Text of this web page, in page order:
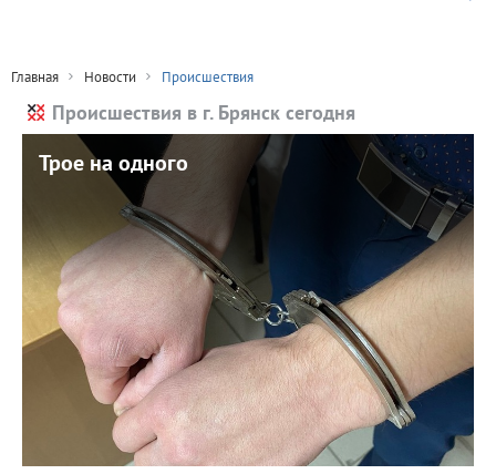
Главная Новости Происшествия
Происшествия в г. Брянск сегодня
Трое на одного Трое на одного
21 июля 2026 г. 11:52
Брянская полиция задержала подозреваемых в грабеже.